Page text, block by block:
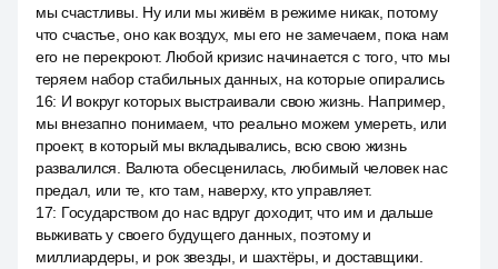
мы счастливы. Ну или мы живём в режиме никак, потому
что счастье, оно как воздух, мы его не замечаем, пока нам
его не перекроют. Любой кризис начинается с того, что мы
теряем набор стабильных данных, на которые опирались
16: И вокруг которых выстраивали свою жизнь. Например,
мы внезапно понимаем, что реально можем умереть, или
проект, в который мы вкладывались, всю свою жизнь
развалился. Валюта обесценилась, любимый человек нас
предал, или те, кто там, наверху, кто управляет.
17: Государством до нас вдруг доходит, что им и дальше
выживать у своего будущего данных, поэтому и
миллиардеры, и рок звезды, и шахтёры, и доставщики.